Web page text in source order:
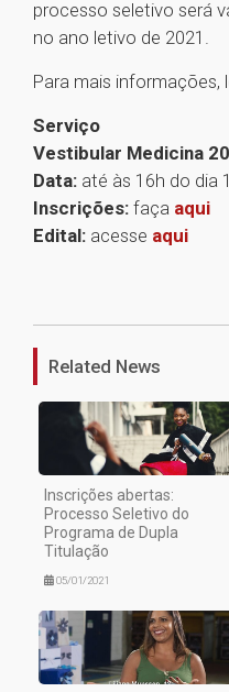
processo seletivo será
no ano letivo de 2021.
Para mais informações,
Serviço
Vestibular Medicina
Data: até às 16h do dia
Inscrições: faça aqui
Edital: acesse aqui
Related News
Inscrições abertas:
Processo Seletivo do
Programa de Dupla
Titulação
05/01/2021